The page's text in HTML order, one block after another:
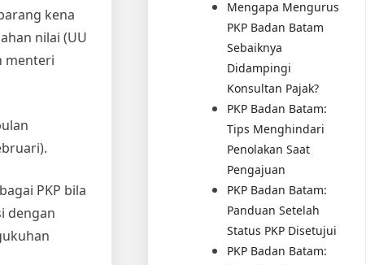
kena
nilai (UU
menteri
PKP bila
dengan
Mengapa Mengurus
PKP Badan Batam
Sebaiknya
Didampingi
Konsultan Pajak?
PKP Badan Batam:
Tips Menghindari
Penolakan Saat
Pengajuan
PKP Badan Batam:
Panduan Setelah
Status PKP Disetujui
PKP Badan Batam: